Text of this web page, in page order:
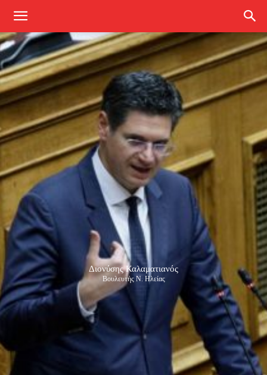
Διονύσης Καλαματιανός
Βουλευτής Ν. Ηλείας